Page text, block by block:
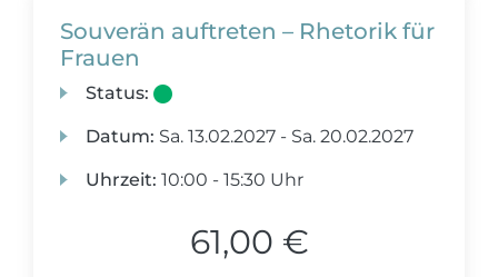
Souverän auftreten – Rhetorik für
Frauen
Status:
Datum: Sa. 13.02.2027 - Sa. 20.02.2027
Uhrzeit: 10:00 - 15:30 Uhr
61,00 €